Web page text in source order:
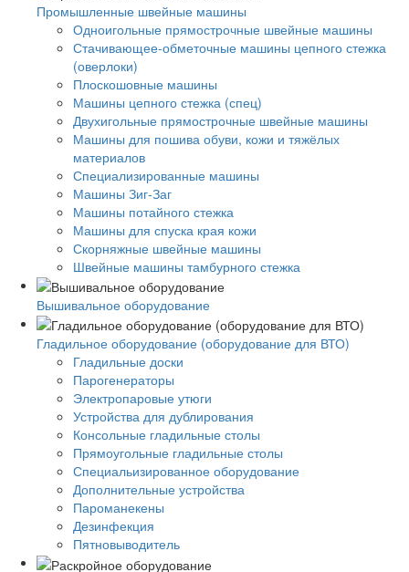
Промышленные швейные машины
Одноигольные прямострочные швейные машины
Стачивающее-обметочные машины цепного стежка
(оверлоки)
Плоскошовные машины
Машины цепного стежка (спец)
Двухигольные прямострочные швейные машины
Машины для пошива обуви, кожи и тяжёлых
материалов
Специализированные машины
Машины Зиг-Заг
Машины потайного стежка
Машины для спуска края кожи
Скорняжные швейные машины
Швейные машины тамбурного стежка
Вышивальное оборудование
Гладильное оборудование (оборудование для ВТО)
Гладильные доски
Парогенераторы
Электропаровые утюги
Устройства для дублирования
Консольные гладильные столы
Прямоугольные гладильные столы
Специальизированное оборудование
Дополнительные устройства
Пароманекены
Дезинфекция
Пятновыводитель